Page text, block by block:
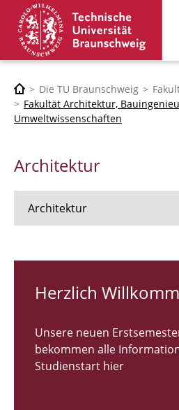
Die TU Braunschweig
Fakultät Architektur,
Umweltwissenschaften
Architektur
Architektur
RUNDGANG 26
Bachelor Architektur
Herzlich
Unsere neuen
bekommen alle
Studienstart hier